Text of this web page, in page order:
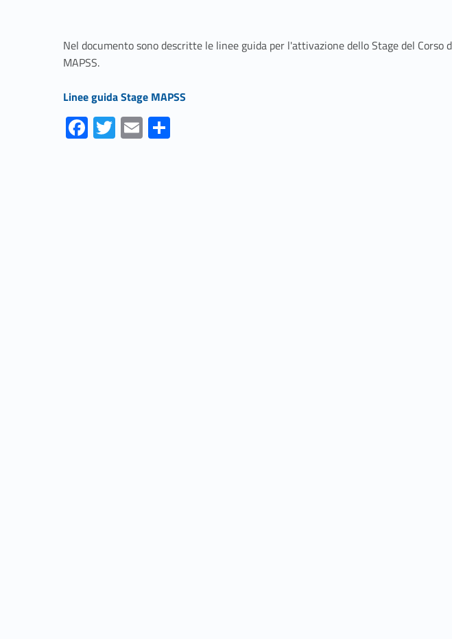
Nel documento sono descritte le linee guida per l'attivazione dello Stage del Corso
MAPSS.
Link identifier #identifier__100449-1Linee guida Stage MAPSS
Fa
ce
T
w
E
m